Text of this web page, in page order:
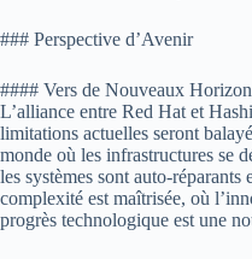
### Perspective d’Avenir
#### Vers de Nouveaux
L’alliance entre Red Hat et
limitations actuelles seront
monde où les infrastructures se
les systèmes sont auto-
complexité est maîtrisée, où
progrès technologique est une